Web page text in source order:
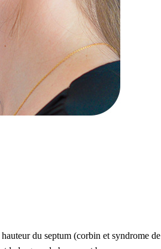
du septum (corbin et syndrome de